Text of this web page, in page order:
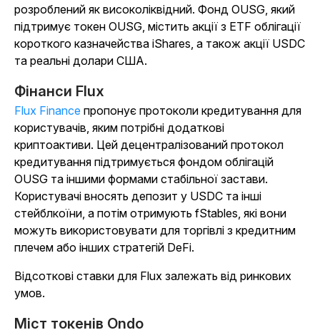
розроблений як високоліквідний. Фонд OUSG, який
підтримує токен OUSG, містить акції з ETF облігації
короткого казначейства iShares, а також акції USDC
та реальні долари США.
Фінанси Flux
Flux Finance пропонує протоколи кредитування для
користувачів, яким потрібні додаткові
криптоактиви. Цей децентралізований протокол
кредитування підтримується фондом облігацій
OUSG та іншими формами стабільної застави.
Користувачі вносять депозит у USDC та інші
стейблкоїни, а потім отримують fStables, які вони
можуть використовувати для торгівлі з кредитним
плечем або інших стратегій DeFi.
Відсоткові ставки для Flux залежать від ринкових
умов.
Міст токенів Ondo